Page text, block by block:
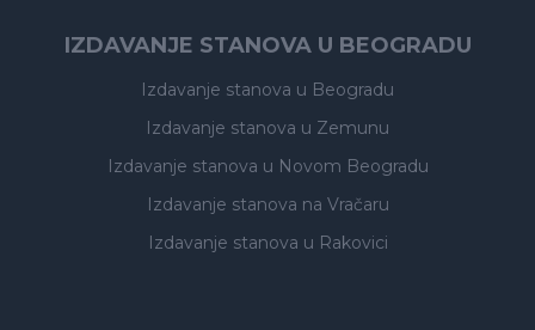
IZDAVANJE STANOVA U BEOGRADU
Izdavanje stanova u Beogradu
Izdavanje stanova u Zemunu
Izdavanje stanova u Novom Beogradu
Izdavanje stanova na Vračaru
Izdavanje stanova u Rakovici